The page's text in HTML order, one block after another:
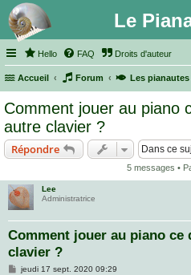
Le
Hello FAQ Droits d'auteur
Accueil Forum Les pianautes
Comment jouer au piano
autre clavier ?
Répondre
5 messages •
Lee
Administratrice
Comment jouer au piano
clavier ?
Mjeudi 17 sept. 2020 09:29